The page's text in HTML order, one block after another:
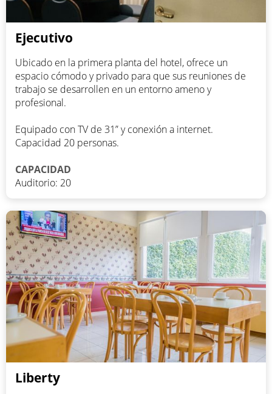
Ejecutivo
Ubicado en la primera planta del hotel, ofrece un
espacio cómodo y privado para que sus reuniones de
trabajo se desarrollen en un entorno ameno y
profesional.
Equipado con TV de 31” y conexión a internet.
Capacidad 20 personas.
CAPACIDAD
Auditorio: 20
Liberty